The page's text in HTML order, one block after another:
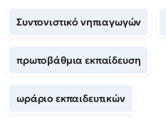
Συντονιστικό νηπιαγωγών
πρωτοβάθμια εκπαίδευση
ωράριο εκπαιδευτικών